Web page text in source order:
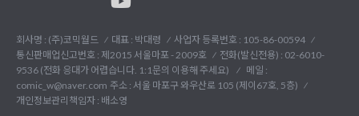
회사명 : (주)코믹월드 대표 : 박대령
사업자 등록번호 : 105-86-00594
통신판매업신고번호 : 제2015 서울마포 - 2009호
전화(발신전용) : 02-6010-
9536 (전화 응대가 어렵습니다. 1:1문의 이용해 주세요)
메일 :
comic_w@naver.com 주소 : 서울 마포구 와우산로 105 (제이67호, 5층)
개인정보관리책임자 : 배소영